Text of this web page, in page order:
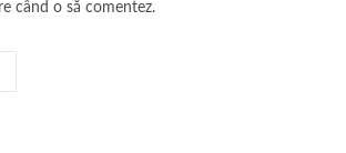
când o să comentez.